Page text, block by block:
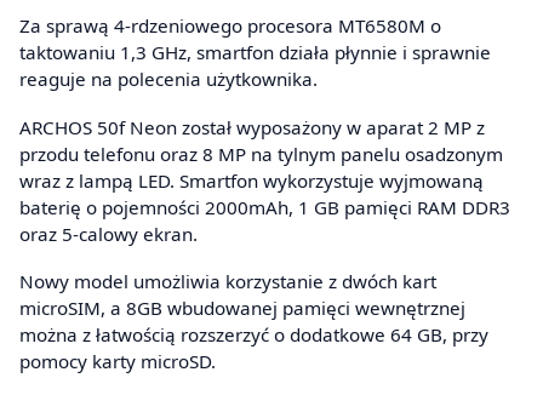
Za sprawą 4-rdzeniowego procesora MT6580M o
taktowaniu 1,3 GHz, smartfon działa płynnie i sprawnie
reaguje na polecenia użytkownika.
ARCHOS 50f Neon został wyposażony w aparat 2 MP z
przodu telefonu oraz 8 MP na tylnym panelu osadzonym
wraz z lampą LED. Smartfon wykorzystuje wyjmowaną
baterię o pojemności 2000mAh, 1 GB pamięci RAM DDR3
oraz 5-calowy ekran.
Nowy model umożliwia korzystanie z dwóch kart
microSIM, a 8GB wbudowanej pamięci wewnętrznej
można z łatwością rozszerzyć o dodatkowe 64 GB, przy
pomocy karty microSD.